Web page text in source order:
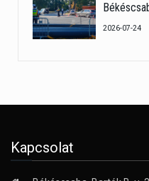
2026-07-24
Kapcsolat